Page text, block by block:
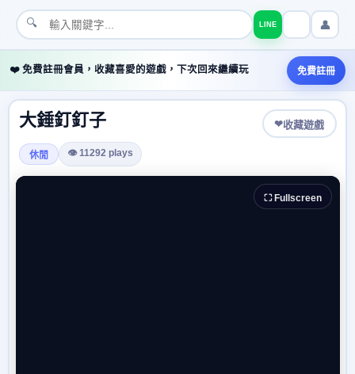
🔍 LINE 👤
❤️ 免費註冊會員，收藏喜愛的遊戲，下次回來繼續玩 免費註冊
大錘釘釘子 ❤收藏遊戲
休閒 👁 11292 plays
⛶ Fullscreen